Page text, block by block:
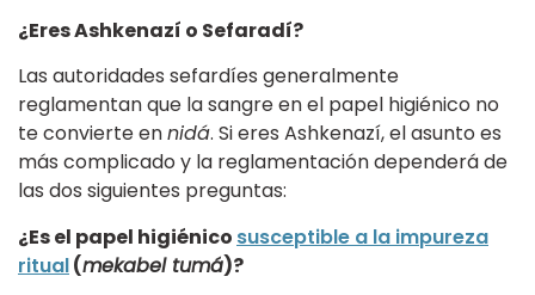
¿Eres Ashkenazí o Sefaradí?
Las autoridades sefardíes generalmente
reglamentan que la sangre en el papel higiénico no
te convierte ennidá. Si eres Ashkenazí, el asunto es
más complicado y la reglamentación dependerá de
las dos siguientes preguntas:
¿Es el papel higiénico susceptible a la impureza
ritual(mekabel tumá)?